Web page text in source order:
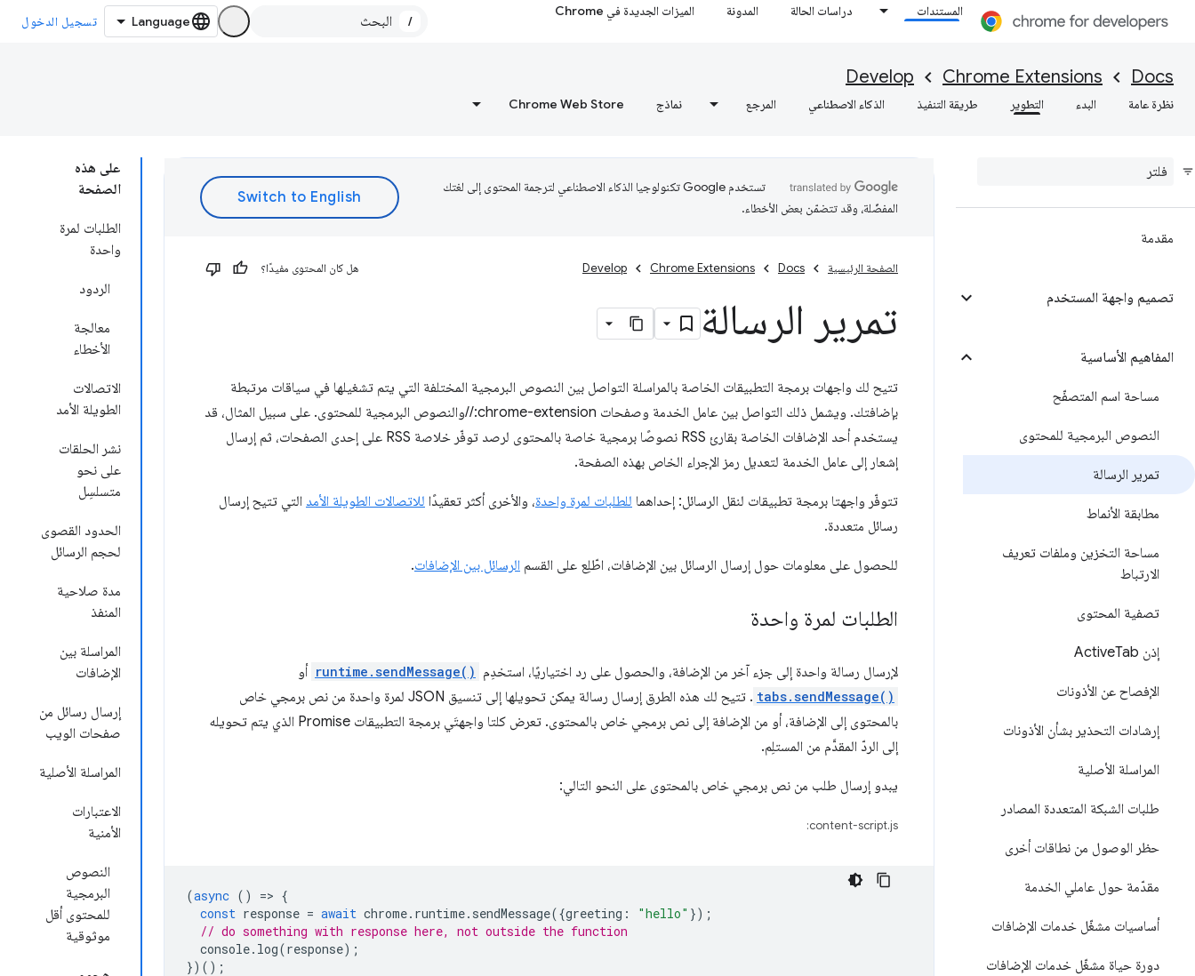
المستندات دراسات الحالة المدونة الميزات الجديدة في Chrome
/ تسجيل الدخول
Docs
Chrome Extensions
Develop
نظرة عامة البدء التطوير طريقة التنفيذ الذكاء الاصطناعي المرجع نماذج Chrome Web Store
مقدمة
تصميم واجهة المستخدم
المفاهيم الأساسية
مساحة اسم المتصفّح
النصوص البرمجية للمحتوى
تمرير الرسالة
مطابقة الأنماط
مساحة التخزين وملفات تعريف
الارتباط
تصفية المحتوى
إذن Active Tab
الإفصاح عن الأذونات
إرشادات التحذير بشأن الأذونات
المراسلة الأصلية
طلبات الشبكة المتعددة المصادر
حظر الوصول من نطاقات أخرى
مقدّمة حول عاملي الخدمة
أساسيات مشغّل خدمات الإضافات
دورة حياة مشغّل خدمات الإضافات
على هذه
الصفحة
الطلبات لمرة
واحدة
الردود
معالجة
الأخطاء
الاتصالات
الطويلة الأمد
نشر الحلقات
على نحو
متسلسِل
الحدود القصوى
لحجم الرسائل
مدة صلاحية
المنفذ
المراسلة بين
الإضافات
إرسال رسائل من
صفحات الويب
المراسلة الأصلية
الاعتبارات
الأمنية
النصوص
البرمجية
للمحتوى أقل
موثوقية
تستخدم Google تكنولوجيا الذكاء الاصطناعي لترجمة المحتوى إلى لغتك
المفضّلة، وقد تتضمّن بعض الأخطاء.
الصفحة الرئيسية Docs
Chrome Extensions
Develop هل كان المحتوى مفيدًا؟
تمرير الرسالة
تتيح لك واجهات برمجة التطبيقات الخاصة بالمراسلة التواصل بين النصوص البرمجية المختلفة التي يتم تشغيلها في سياقات مرتبطة
بإضافتك. ويشمل ذلك التواصل بين عامل الخدمة وصفحات chrome-extension://والنصوص البرمجية للمحتوى. على سبيل المثال، قد
يستخدم أحد الإضافات الخاصة بقارئ RSS نصوصًا برمجية خاصة بالمحتوى لرصد توفّر خلاصة RSS على إحدى الصفحات، ثم إرسال
إشعار إلى عامل الخدمة لتعديل رمز الإجراء الخاص بهذه الصفحة.
تتوفّر واجهتا برمجة تطبيقات لنقل الرسائل: إحداهما للطلبات لمرة واحدة، والأخرى أكثر تعقيدًا للاتصالات الطويلة الأمد التي تتيح إرسال
رسائل متعددة.
للحصول على معلومات حول إرسال الرسائل بين الإضافات، اطّلِع على القسم الرسائل بين الإضافات.
الطلبات لمرة واحدة
لإرسال رسالة واحدة إلى جزء آخر من الإضافة، والحصول على رد اختياريًا، استخدِم runtime.sendMessage() أو
tabs.sendMessage()
. تتيح لك هذه الطرق إرسال رسالة يمكن تحويلها إلى تنسيق JSON لمرة واحدة من نص برمجي خاص
بالمحتوى إلى الإضافة، أو من الإضافة إلى نص برمجي خاص بالمحتوى. تعرض كلتا واجهتَي برمجة التطبيقات Promise الذي يتم تحويله
إلى الردّ المقدَّم من المستلِم.
يبدو إرسال طلب من نص برمجي خاص بالمحتوى على النحو التالي:
content-script.js:
(async () => {
const response = await chrome. runtime. sendMessage({greeting : "hello" });
// do something with response here, not outside the function
console. log(response);
})();